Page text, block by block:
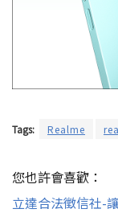
Tags: Realme
您也許會喜歡：
立達合法徵信社-